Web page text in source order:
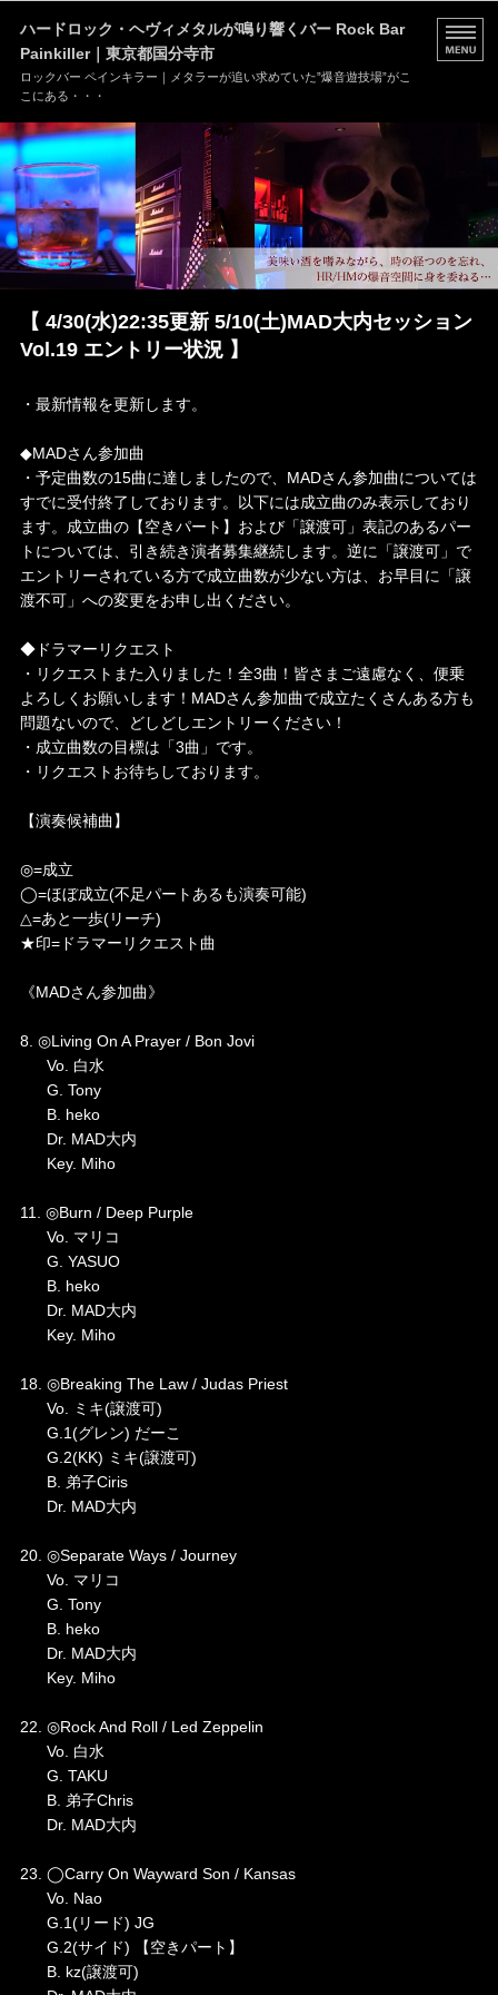
ハードロック・ヘヴィメタルが鳴り響くバー Rock Bar
Painkiller｜東京都国分寺市
ロックバー ペインキラー｜メタラーが追い求めていた”爆音遊技場”がこ
こにある・・・
HOME
MENU
店舗情報
ブログ
お問い合わせ
【 4/30(水)22:35更新 5/10(土)MAD大内セッション
Vol.19 エントリー状況 】
・最新情報を更新します。
◆MADさん参加曲
・予定曲数の15曲に達しましたので、MADさん参加曲については
すでに受付終了しております。以下には成立曲のみ表示しており
ます。成立曲の【空きパート】および「譲渡可」表記のあるパー
トについては、引き続き演者募集継続します。逆に「譲渡可」で
エントリーされている方で成立曲数が少ない方は、お早目に「譲
渡不可」への変更をお申し出ください。
◆ドラマーリクエスト
・リクエストまた入りました！全3曲！皆さまご遠慮なく、便乗
よろしくお願いします！MADさん参加曲で成立たくさんある方も
問題ないので、どしどしエントリーください！
・成立曲数の目標は「3曲」です。
・リクエストお待ちしております。
【演奏候補曲】
◎=成立
◯=ほぼ成立(不足パートあるも演奏可能)
△=あと一歩(リーチ)
★印=ドラマーリクエスト曲
《MADさん参加曲》
8. ◎Living On A Prayer / Bon Jovi
Vo. 白水
G. Tony
B. heko
Dr. MAD大内
Key. Miho
11. ◎Burn / Deep Purple
Vo. マリコ
G. YASUO
B. heko
Dr. MAD大内
Key. Miho
18. ◎Breaking The Law / Judas Priest
Vo. ミキ(譲渡可)
G.1(グレン) だーこ
G.2(KK) ミキ(譲渡可)
B. 弟子Ciris
Dr. MAD大内
20. ◎Separate Ways / Journey
Vo. マリコ
G. Tony
B. heko
Dr. MAD大内
Key. Miho
22. ◎Rock And Roll / Led Zeppelin
Vo. 白水
G. TAKU
B. 弟子Chris
Dr. MAD大内
23. ◯Carry On Wayward Son / Kansas
Vo. Nao
G.1(リード) JG
G.2(サイド) 【空きパート】
B. kz(譲渡可)